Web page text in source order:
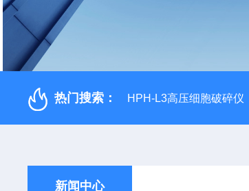
热门搜索： HPH-L3高压细胞破碎仪
新闻中心